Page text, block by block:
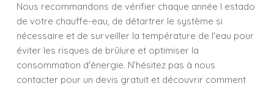
Nous recommandons de vérifier chaque année l estado
de votre chauffe-eau, de détartrer le système si
nécessaire et de surveiller la température de l'eau pour
éviter les risques de brûlure et optimiser la
consommation d'énergie. N’hésitez pas à nous
contacter pour un devis gratuit et découvrir comment